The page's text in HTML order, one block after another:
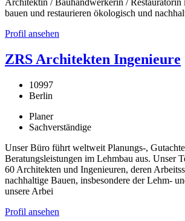
Architektin / Bauhandwerkerin /
bauen und restaurieren ökologisch und
Profil ansehen
ZRS Architekten Ingenieure
10997
Berlin
Planer
Sachverständige
Unser Büro führt weltweit Planungs-,
Beratungsleistungen im Lehmbau aus. Unser
60 Architekten und Ingenieuren, deren
nachhaltige Bauen, insbesondere der Lehm-
unsere Arbei
Profil ansehen